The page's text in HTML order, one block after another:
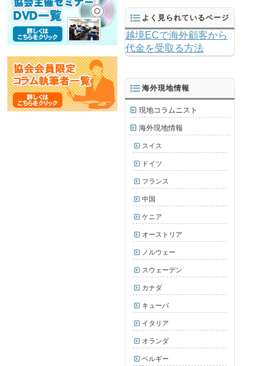
よく見られているページ
越境ECで海外顧客から
代金を受取る方法
海外現地情報
現地コラムニスト
海外現地情報
スイス
ドイツ
フランス
中国
ケニア
オーストリア
ノルウェー
スウェーデン
カナダ
キューバ
イタリア
オランダ
ベルギー